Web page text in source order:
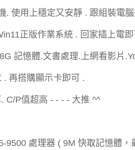
. 使用上穩定又安靜 . 跟組裝電
正版作業系統 . 回家插上電
記憶體.文書處理.上網看影片
. 再搭購顯示卡即可 .
C/P值超高 - - - - 大推 ^^
9500 處理器 ( 9M 快取記憶體